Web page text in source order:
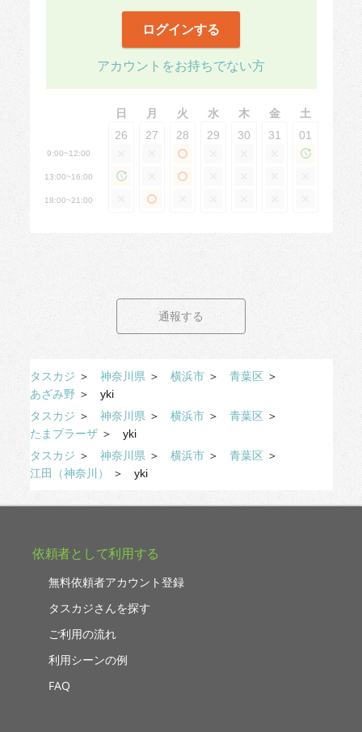
ログインする
アカウントをお持ちでない方
日 月 火 水 木 金 土
9:00~12:00
13:00~16:00
18:00~21:00
26 27 28 29 30 31 01
通報する
タスカジ ＞ 神奈川県 ＞ 横浜市 ＞ 青葉区 ＞
あざみ野 ＞
yki
タスカジ ＞ 神奈川県 ＞ 横浜市 ＞ 青葉区 ＞
たまプラーザ ＞
yki
タスカジ ＞ 神奈川県 ＞ 横浜市 ＞ 青葉区 ＞
江田（神奈川）
＞ yki
依頼者として利用する
無料依頼者アカウント登録
タスカジさんを探す
ご利用の流れ
利用シーンの例
FAQ